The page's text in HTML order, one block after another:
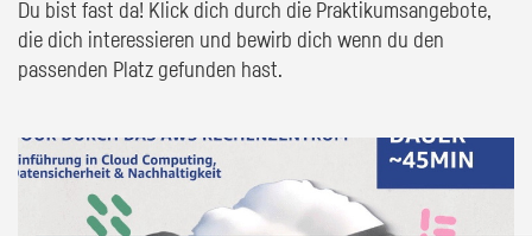
Du bist fast da! Klick dich durch die Praktikumsangebote,
die dich interessieren und bewirb dich wenn du den
passenden Platz gefunden hast.